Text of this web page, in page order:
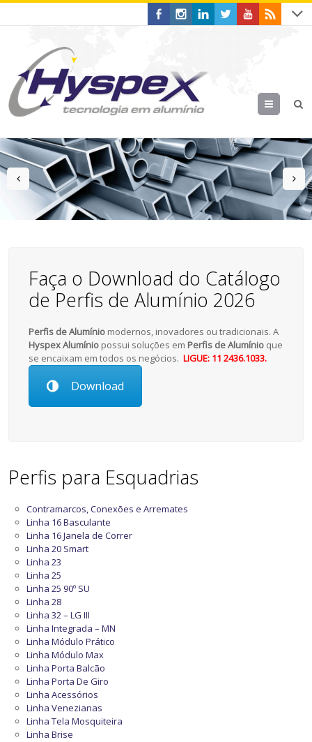
Menu
prev
Faça o Download do Catálogo
de Perfis de Alumínio 2026
Perfis de Alumínio modernos, inovadores ou tradicionais. A
Hyspex Alumínio possui soluções em Perfis de Alumínio que
se encaixam em todos os negócios.LIGUE: 11 2436.1033.
Download
Perfis para Esquadrias
Contramarcos, Conexões e Arremates
Linha 16 Basculante
Linha 16 Janela de Correr
Linha 20 Smart
Linha 23
Linha 25
Linha 25 90º SU
Linha 28
Linha 32 – LG III
Linha Integrada – MN
Linha Módulo Prático
Linha Módulo Max
Linha Porta Balcão
Linha Porta De Giro
Linha Acessórios
Linha Venezianas
Linha Tela Mosquiteira
Linha Brise